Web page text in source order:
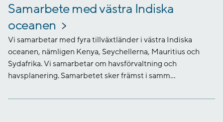
Samarbete med västra Indiska
oceanen
Vi samarbetar med fyra tillväxtländer i västra Indiska
oceanen, nämligen Kenya, Seychellerna, Mauritius och
Sydafrika. Vi samarbetar om havsförvaltning och
havsplanering. Samarbetet sker främst i samm...